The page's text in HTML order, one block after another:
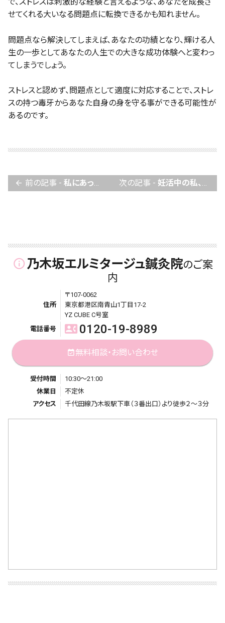
せてくれる大いなる問題点に転換できるかも知れません。
問題点なら解決してしまえば、あなたの功績となり、輝ける人
生の一歩としてあなたの人生での大きな成功体験へと変わっ
てしまうでしょう。
ストレスと認めず、問題点として適度に対応することで、ストレ
スの持つ毒牙からあなた自身の身を守る事ができる可能性が
あるのです。
arrow_back 前の記事 - 私にあった〇〇を選びたい？ 不妊治療編 次の記事 - 妊活中の私、基礎体温がガタガタなんですけど…
info_outline乃木坂エルミタージュ鍼灸院のご案
内
住所
〒107-0062
東京都港区南青山1丁目17-2
YZ CUBE C号室
電話番号
contact_phone 0120-19-8989
event_available無料相談・お問い合わせ
受付時間
10:30～21:00
休業日
不定休
アクセス
千代田線乃木坂駅下車（３番出口）より徒歩２～３分